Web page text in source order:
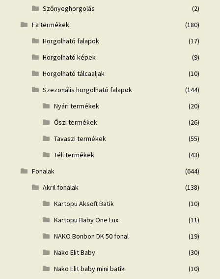
Szőnyeghorgolás
(2)
Fa termékek
(180)
Horgolható falapok
(17)
Horgolható képek
(9)
Horgolható tálcaaljak
(10)
Szezonális horgolható falapok
(144)
Nyári termékek
(20)
Őszi termékek
(26)
Tavaszi termékek
(55)
Téli termékek
(43)
Fonalak
(644)
Akril fonalak
(138)
Kartopu Aksoft Batik
(10)
Kartopu Baby One Lux
(11)
NAKO Bonbon DK 50 fonal
(19)
Nako Elit Baby
(30)
Nako Elit baby mini batik
(10)